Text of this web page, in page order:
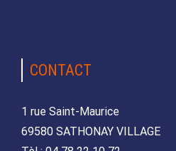
CONTACT
1 rue Saint-Maurice
69580 SATHONAY VILLAGE